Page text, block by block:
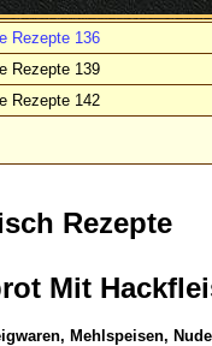
Rezepte 136
Rezepte 139
Rezepte 142
Rezepte
Mit
Mehlspeisen,